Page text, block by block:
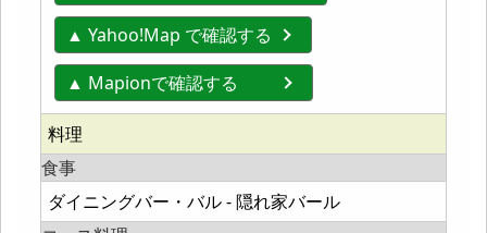
▲ Yahoo!Map で確認する
▲ Mapionで確認する
料理
食事
ダイニングバー・バル - 隠れ家バール